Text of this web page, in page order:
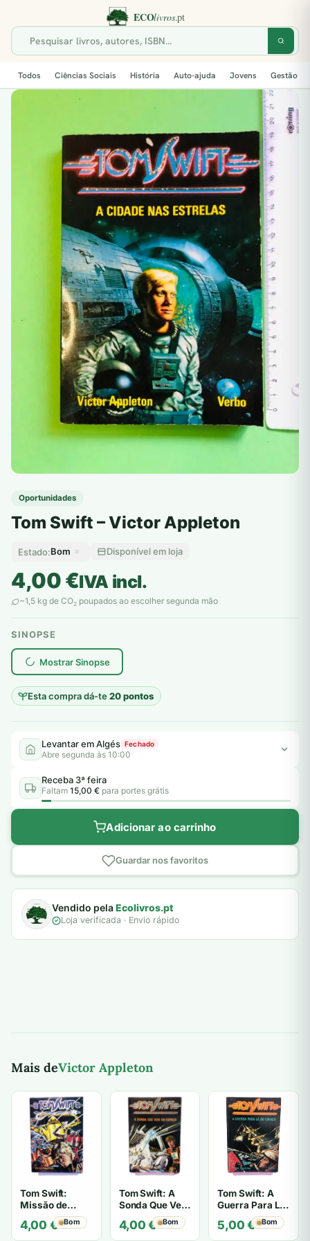
Todos Ciências Sociais História Auto-ajuda Jovens Gestão
Oportunidades
Tom Swift – Victor Appleton
Estado:Bom Disponível em loja
4,00€IVA incl.
~1,5 kg de CO2 poupados ao escolher segunda mão
SINOPSE
Mostrar Sinopse
Esta compra dá-te20 pontos
plantar árvores reais
Levantar em Algés Fechado
Abre segunda às 10:00
Receba 3ª feira
Faltam 15,00 € para portes grátis
Adicionar ao carrinho
Guardar nos favoritos
Vendido pelaEcolivros.pt
Loja verificada · Envio rápido
Mais deVictor Appleton
Tom Swift:
Missão de
Salvamento -
Victor Appleton
4,00 € Bom
Tom Swift: A
Sonda Que Veio
do Espaço -
Victor Appleton
4,00€ Bom
Tom Swift: A
Guerra Para Lá
do Espaço -
Victor Appleton
5,00€ Bom